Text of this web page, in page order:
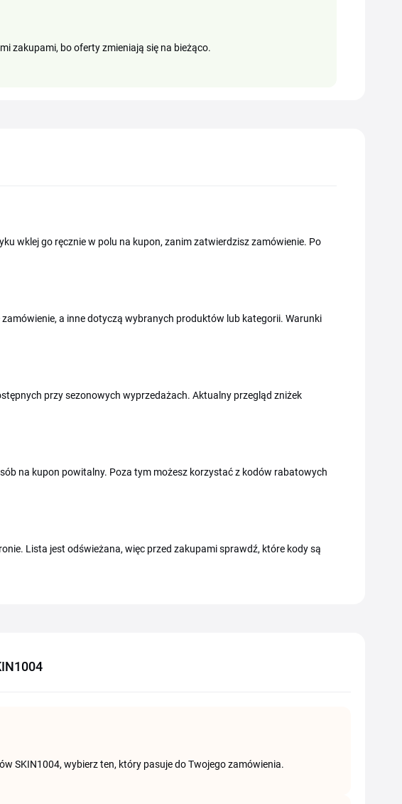
zakupami, bo oferty zmieniają się na bieżąco.
wklej go ręcznie w polu na kupon, zanim zatwierdzisz zamówienie. Po
a inne dotyczą wybranych produktów lub kategorii. Warunki
przy sezonowych wyprzedażach. Aktualny przegląd zniżek
na kupon powitalny. Poza tym możesz korzystać z kodów rabatowych
Lista jest odświeżana, więc przed zakupami sprawdź, które kody są
SKIN1004, wybierz ten, który pasuje do Twojego zamówienia.